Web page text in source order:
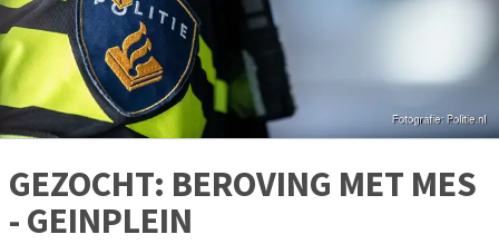
GEZOCHT: BEROVING MET MES
- GEINPLEIN